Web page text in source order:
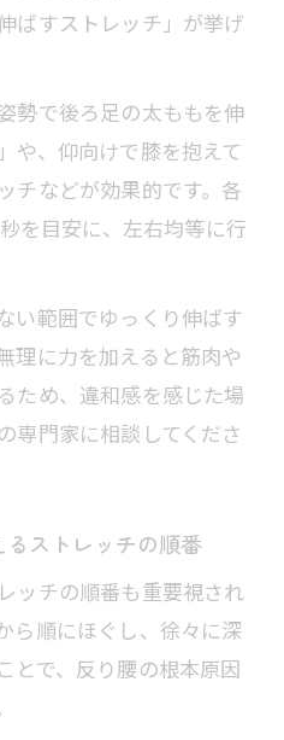
ばすストレッチ」が挙げ
勢で後ろ足の太ももを伸
や、仰向けで膝を抱えて
チなどが効果的です。各
を目安に、左右均等に行
い範囲でゆっくり伸ばす
理に力を加えると筋肉や
ため、違和感を感じた場
専門家に相談してくださ
ストレッチの順番
ッチの順番も重要視され
ら順にほぐし、徐々に深
とで、反り腰の根本原因